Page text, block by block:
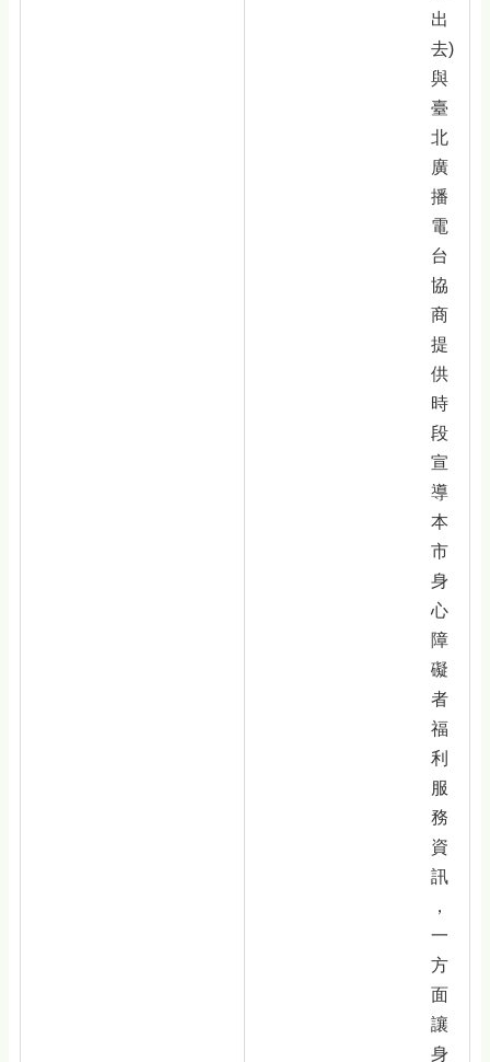
出
去)
與
臺
北
廣
播
電
台
協
商
提
供
時
段
宣
導
本
市
身
心
障
礙
者
福
利
服
務
資
訊
，
一
方
面
讓
身